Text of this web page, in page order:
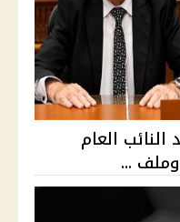
تناشد النائب العام
وملف ...